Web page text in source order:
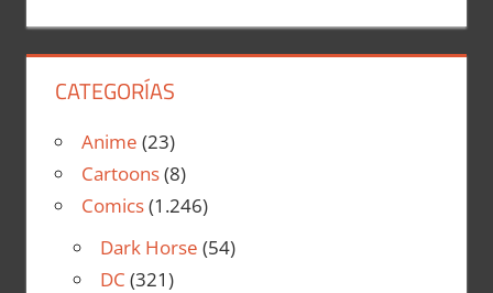
CATEGORÍAS
Anime (23)
Cartoons(8)
Comics(1.246)
Dark Horse (54)
DC (321)